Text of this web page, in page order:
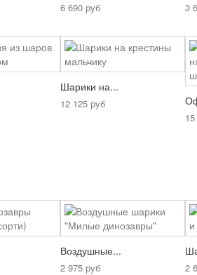
6 690 руб 3
Шарики на...
12 125 руб
Воздушные...
2 975 руб 2